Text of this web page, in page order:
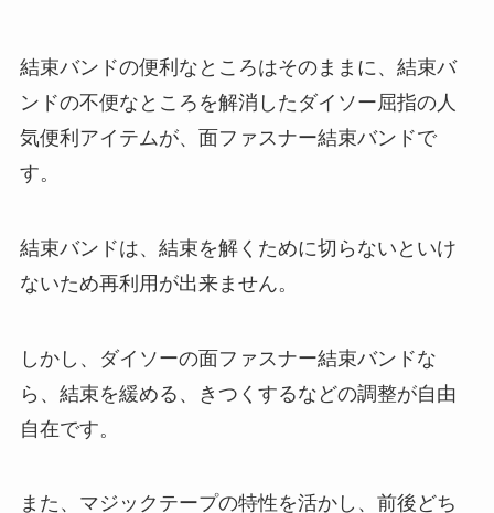
結束バンドの便利なところはそのままに、結束バ
ンドの不便なところを解消したダイソー屈指の人
気便利アイテムが、面ファスナー結束バンドで
す。
結束バンドは、結束を解くために切らないといけ
ないため再利用が出来ません。
しかし、ダイソーの面ファスナー結束バンドな
ら、結束を緩める、きつくするなどの調整が自由
自在です。
また、マジックテープの特性を活かし、前後どち